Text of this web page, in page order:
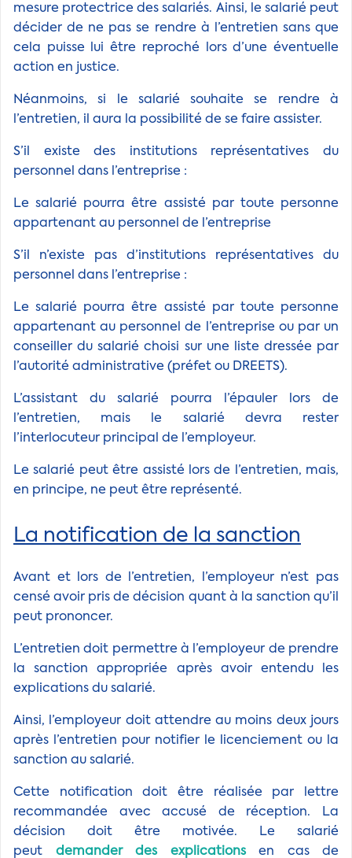
mesure protectrice des salariés. Ainsi, le salarié peut
décider de ne pas se rendre à l’entretien sans que
cela puisse lui être reproché lors d’une éventuelle
action en justice.
Néanmoins, si le salarié souhaite se rendre à
l’entretien, il aura la possibilité de se faire assister.
S’il existe des institutions représentatives du
personnel dans l’entreprise :
Le salarié pourra être assisté par toute personne
appartenant au personnel de l’entreprise
S’il n’existe pas d’institutions représentatives du
personnel dans l’entreprise :
Le salarié pourra être assisté par toute personne
appartenant au personnel de l’entreprise ou par un
conseiller du salarié choisi sur une liste dressée par
l’autorité administrative (préfet ou DREETS).
L’assistant du salarié pourra l’épauler lors de
l’entretien, mais le salarié devra rester
l’interlocuteur principal de l’employeur.
Le salarié peut être assisté lors de l’entretien, mais,
en principe, ne peut être représenté.
La notification de la sanction
Avant et lors de l’entretien, l’employeur n’est pas
censé avoir pris de décision quant à la sanction qu’il
peut prononcer.
L’entretien doit permettre à l’employeur de prendre
la sanction appropriée après avoir entendu les
explications du salarié.
Ainsi, l’employeur doit attendre au moins deux jours
après l’entretien pour notifier le licenciement ou la
sanction au salarié.
Cette notification doit être réalisée par lettre
recommandée avec accusé de réception. La
décision doit être motivée. Le salarié
peut demander des explicationsen cas de